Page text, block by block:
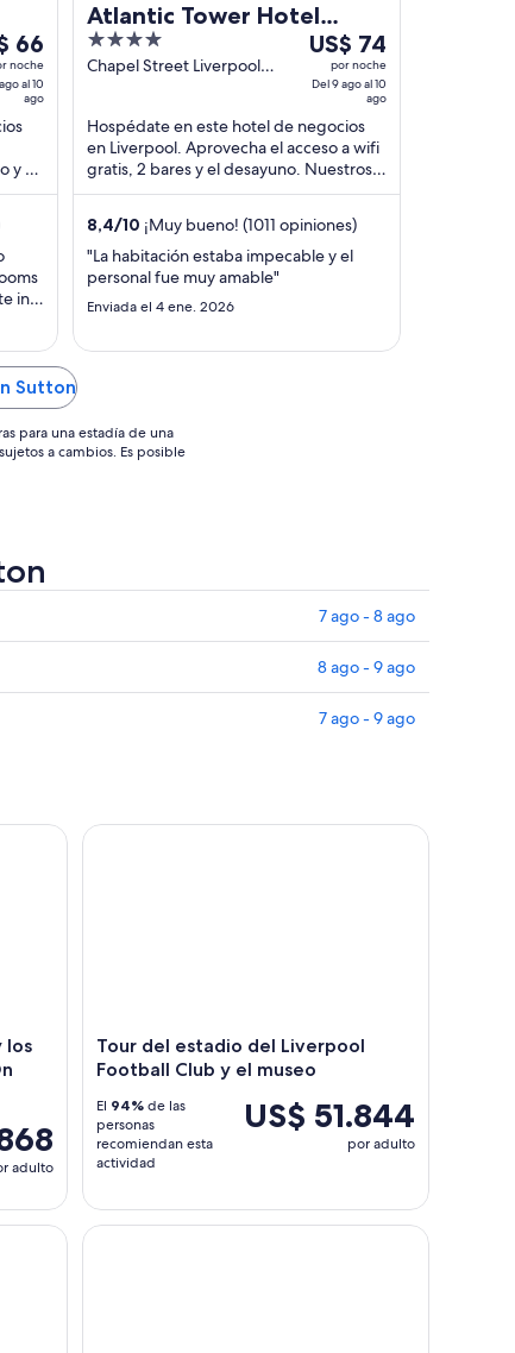
66
noche
al 10
ago
y el
in
Atlantic Tower Hotel
Liverpool By Sunday
4
out
5
Chapel Street Liverpool
Del
ago
10
ago,
el
precio
noche
US$ 74
por noche
Del 9 ago al 10
ago
Hospédate en este hotel de negocios
en Liverpool. Aprovecha el acceso a wifi
gratis, 2 bares y el desayuno. Nuestros
huéspedes destacan la atención del
8,4/10 ¡Muy bueno! (1011 opiniones)
"La habitación estaba impecable y el
personal fue muy amable"
Enviada el 4 ene. 2026
Sutton
para una estadía de una
a cambios. Es posible
7 ago - 8 ago
8 ago - 9 ago
7 ago - 9 ago
los
adulto
con 48 h gratis Hop On Hop Off
Tour del estadio del Liverpool
Football Club y el museo
US$ 51.844
por adulto
El 94% de las
personas
recomiendan esta
actividad
Tour del estadio del Liverpool Football Club y el
The Beatles Story
Entrada sin colas en el Museo Nacional de Música